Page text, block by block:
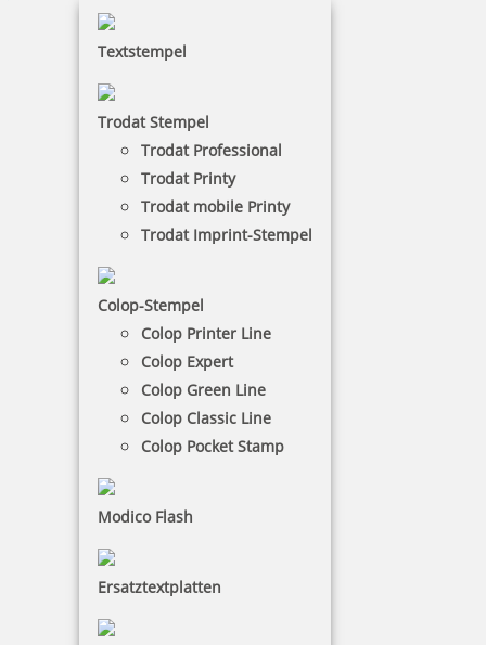
Textstempel
Trodat Stempel
Trodat Professional
Trodat Printy
Trodat mobile Printy
Trodat Imprint-Stempel
Colop-Stempel
Colop Printer Line
Colop Expert
Colop Green Line
Colop Classic Line
Colop Pocket Stamp
Modico Flash
Ersatztextplatten
Prägestempel
Mit den Trodat Prägezangen oder den
Prägestempeln kann man auf Papier oder feinem
Karton mechanische Gravuren hinterlassen. Sie
können mit einer Prägezange nicht nur Texte und
Ziffern hinterlassen, sondern auch Ihr eigenes
Firmenlogo.
NACH WUNSCHSTEMPEL FILTERN